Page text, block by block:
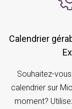
Calendrier gérable et accessible sur votre Microsoft
Souhaitez-
calendrier sur
moment?